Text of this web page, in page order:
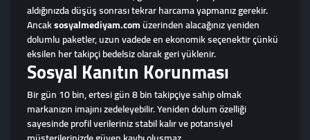
aldığınızda düşüş sonrası tekrar harcama yapmanız gerekir.
Ancaksosyalmediyam.comüzerinden alacağınız yeniden
dolumlu paketler, uzun vadede en ekonomik seçenektir çünkü
eksilen her takipçi bedelsiz olarak geri yüklenir.
Sosyal Kanıtın Korunması
Bir gün 10 bin, ertesi gün 8 bin takipçiye sahip olmak
markanızın imajını zedeleyebilir. Yeniden dolum özelliği
sayesinde profil verileriniz stabil kalır ve potansiyel